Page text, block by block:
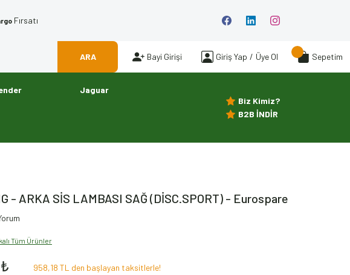
Fırsatı
ARA Bayi Girişi Giriş Yap / Üye Ol Sepetim
Jaguar
Biz Kimiz?
B2B İNDİR
- ARKA SİS LAMBASI SAĞ (DİSC.SPORT) - Eurospare
Tüm Ürünler
958,18 TL den başlayan taksitlerle!